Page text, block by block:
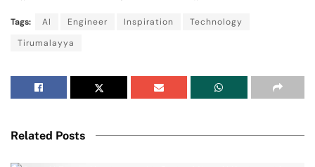
Tags: AI Engineer Inspiration
Technology
Tirumalayya
Related Posts